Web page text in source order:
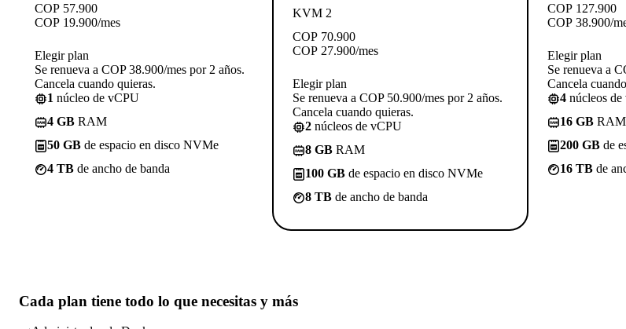
COP 57.900
COP 19.900/mes
Elegir plan
Se renueva a COP 38.900/mes por 2 años.
Cancela cuando quieras.
1 núcleo de vCPU
4 GB RAM
50 GB de espacio en disco NVMe
4 TB de ancho de banda
KVM 2
COP 70.900
COP 27.900/mes
Elegir plan
Se renueva a COP 50.900/mes por 2 años.
Cancela cuando quieras.
2 núcleos de vCPU
8 GB RAM
100 GB de espacio en disco NVMe
8 TB de ancho de banda
COP 127.900
COP 38.900/
Elegir plan
Se renueva a
Cancela
4 núcleos
16 GB RAM
200 GB de
16 TB de
Cada plan tiene todo lo que necesitas y más